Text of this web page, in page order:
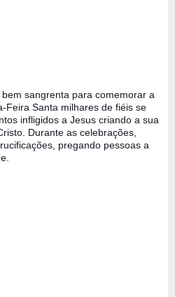
sangrenta para comemorar a
Feira Santa milhares de fiéis se
infligidos a Jesus criando a sua
Durante as celebrações,
pregando pessoas a